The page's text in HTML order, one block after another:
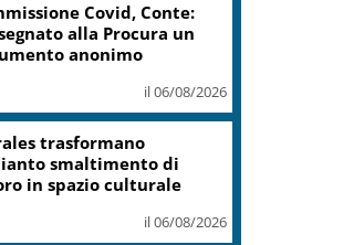
Covid, Conte:
alla Procura un
anonimo
il 06/08/2026
trasformano
smaltimento di
in spazio culturale
il 06/08/2026